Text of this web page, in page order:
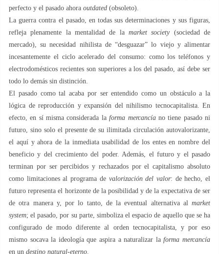
perfecto y el pasado ahora outdated (obsoleto).
La guerra contra el pasado, en todas sus determinaciones y sus figuras,
refleja plenamente la mentalidad de la market society (sociedad de
mercado), su necesidad nihilista de “desguazar” lo viejo y alimentar
incesantemente el ciclo acelerado del consumo: como los teléfonos y
electrodomésticos recientes son superiores a los del pasado, así debe ser
todo lo demás sin distinción.
El pasado como tal acaba por ser entendido como un obstáculo a la
lógica de reproducción y expansión del nihilismo tecnocapitalista. En
efecto, en sí misma considerada laforma mercancíano tiene pasado ni
futuro, sino solo el presente de su ilimitada circulación autovalorizante,
el aquí y ahora de la inmediata usabilidad de los entes en nombre del
beneficio y del crecimiento del poder. Además, el futuro y el pasado
terminan por ser percibidos y rechazados por el capitalismo absoluto
como limitaciones al programa de valorización del valor: de hecho, el
futuro representa el horizonte de la posibilidad y de la expectativa de ser
de otra manera y, por lo tanto, de la eventual alternativa al market
system; el pasado, por su parte, simboliza el espacio de aquello que se ha
configurado de modo diferente al orden tecnocapitalista, y por eso
mismo socava la ideología que aspira a naturalizar laforma mercancía
en un destino natural-eterno